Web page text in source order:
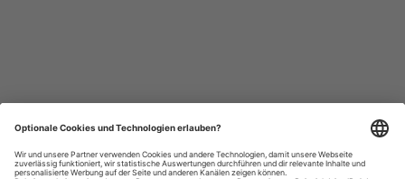
Datenschutzhinweise